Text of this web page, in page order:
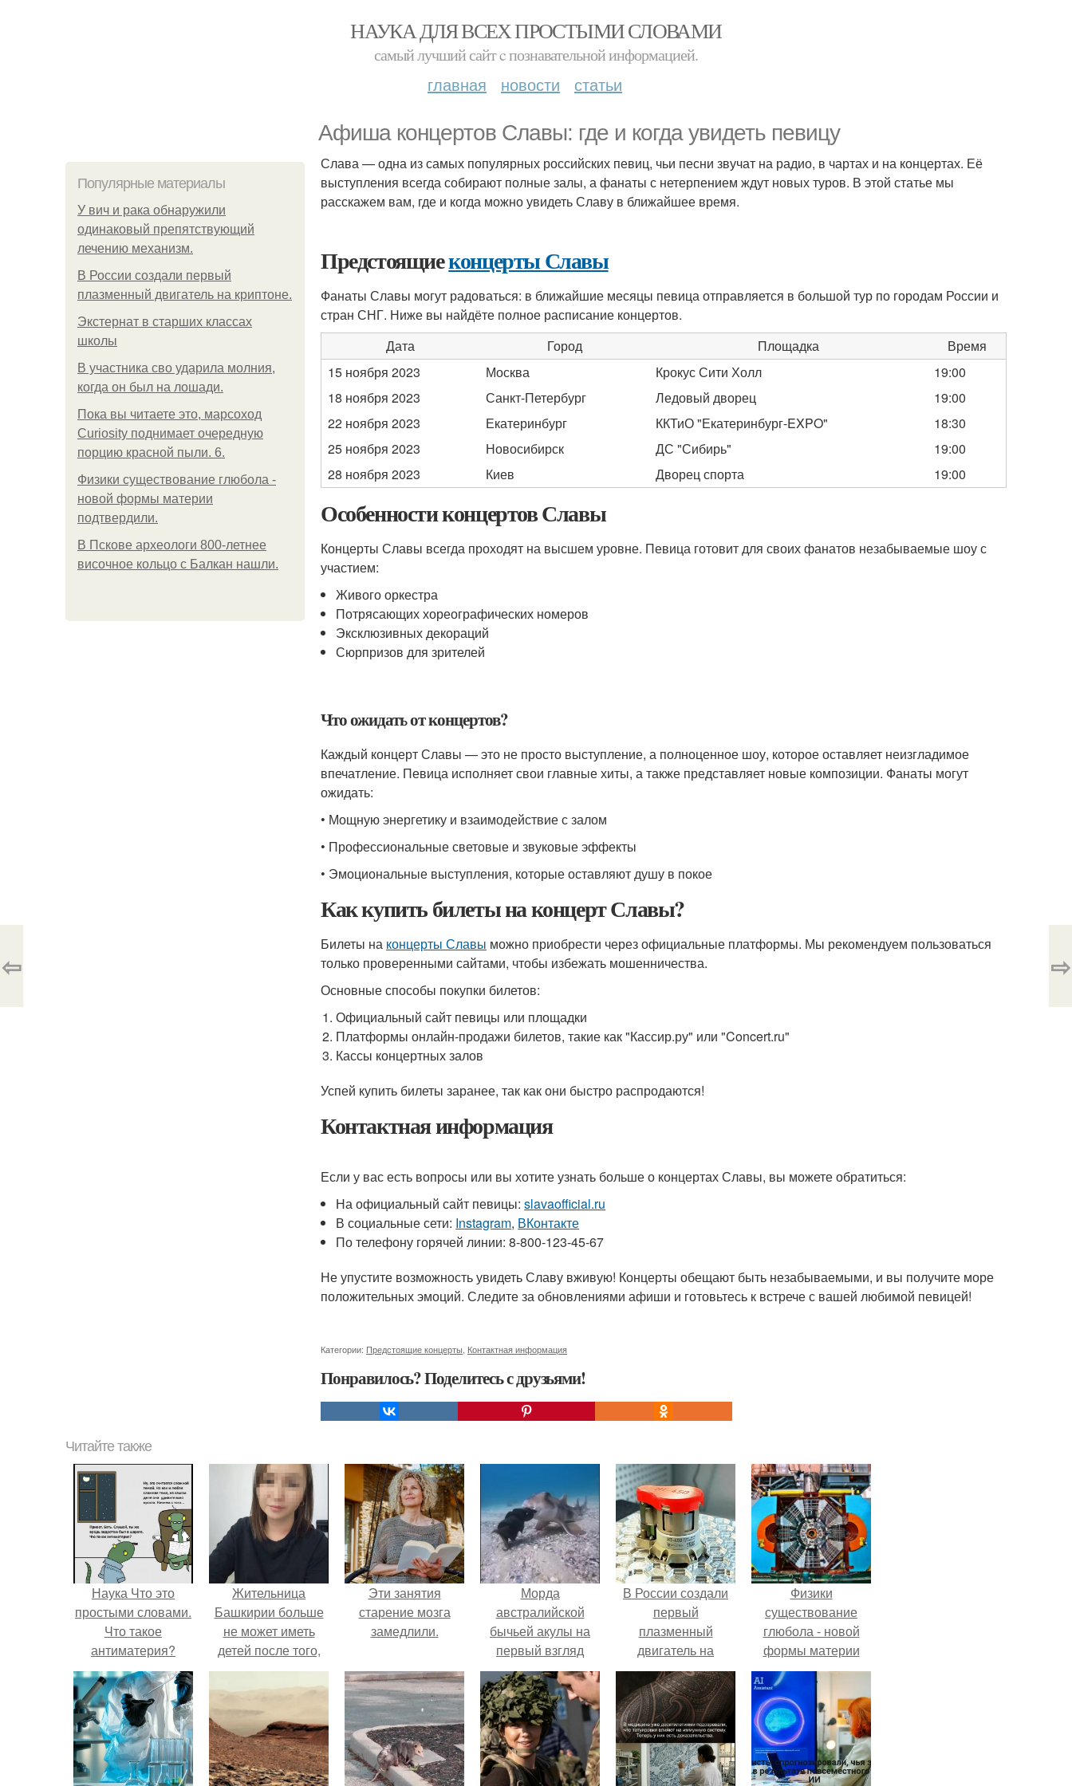
НАУКА ДЛЯ ВСЕХ ПРОСТЫМИ СЛОВАМИ
самый лучший сайт c познавательной информацией.
главная новости статьи
Афиша концертов Славы: где и когда увидеть певицу
Популярные материалы
У вич и рака обнаружили
одинаковый препятствующий
лечению механизм.
В России создали первый
плазменный двигатель на криптоне.
Экстернат в старших классах
школы
В участника сво ударила молния,
когда он был на лошади.
Пока вы читаете это, марсоход
Curiosity поднимает очередную
порцию красной пыли. 6.
Физики существование глюбола -
новой формы материи
подтвердили.
В Пскове археологи 800-летнее
височное кольцо с Балкан нашли.
Слава — одна из самых популярных российских певиц, чьи песни звучат на радио, в чартах и на концертах. Её
выступления всегда собирают полные залы, а фанаты с нетерпением ждут новых туров. В этой статье мы
расскажем вам, где и когда можно увидеть Славу в ближайшее время.
Предстоящиеконцерты Славы
Фанаты Славы могут радоваться: в ближайшие месяцы певица отправляется в большой тур по городам России и
стран СНГ. Ниже вы найдёте полное расписание концертов.
Дата
Город Площадка
Время
15 ноября 2023
Москва Крокус Сити Холл
19:00
18 ноября 2023
Санкт-Петербург Ледовый дворец
19:00
22 ноября 2023
Екатеринбург ККТиО "Екатеринбург-EXPO"
18:30
25 ноября 2023
Новосибирск ДС "Сибирь"
19:00
28 ноября 2023
Киев Дворец спорта 19:00
Особенности концертов Славы
Концерты Славы всегда проходят на высшем уровне. Певица готовит для своих фанатов незабываемые шоу с
участием:
Живого оркестра
Потрясающих хореографических номеров
Эксклюзивных декораций
Сюрпризов для зрителей
Что ожидать от концертов?
Каждый концерт Славы — это не просто выступление, а полноценное шоу, которое оставляет неизгладимое
впечатление. Певица исполняет свои главные хиты, а также представляет новые композиции. Фанаты могут
ожидать:
• Мощную энергетику и взаимодействие с залом
• Профессиональные световые и звуковые эффекты
• Эмоциональные выступления, которые оставляют душу в покое
Как купить билеты на концерт Славы?
Билеты на концерты Славы можно приобрести через официальные платформы. Мы рекомендуем пользоваться
только проверенными сайтами, чтобы избежать мошенничества.
Основные способы покупки билетов:
Официальный сайт певицы или площадки
Платформы онлайн-продажи билетов, такие как "Кассир.ру" или "Concert.ru"
Кассы концертных залов
Успей купить билеты заранее, так как они быстро распродаются!
Контактная информация
Если у вас есть вопросы или вы хотите узнать больше о концертах Славы, вы можете обратиться:
На официальный сайт певицы:slavaofficial.ru
В социальные сети: Instagram, ВКонтакте
По телефону горячей линии: 8-800-123-45-67
Не упустите возможность увидеть Славу вживую! Концерты обещают быть незабываемыми, и вы получите море
положительных эмоций. Следите за обновлениями афиши и готовьтесь к встрече с вашей любимой певицей!
Категории: Предстоящие концерты Контактная информация
Понравилось? Поделитесь с друзьями!
⇦ ⇨
Читайте также
Наука Что это
простыми словами.
Что такое
антиматерия?
Жительница
Башкирии больше
не может иметь
детей после того,
как медики сделали
ей аборт на шестом
месяце
беременности и
оставили в матке
плаценту.
Эти занятия
старение мозга
замедлили.
Морда
австралийской
бычьей акулы на
первый взгляд
довольно
угрожающе
выглядит.
В России создали
первый
плазменный
двигатель на
криптоне.
Физики
существование
глюбола - новой
формы материи
подтвердили.